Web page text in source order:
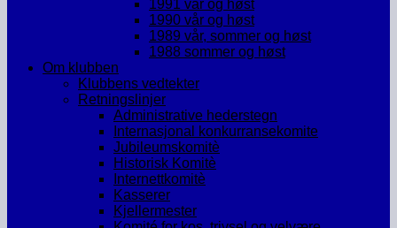
1991 vår og høst
1990 vår og høst
1989 vår, sommer og høst
1988 sommer og høst
Om klubben
Klubbens vedtekter
Retningslinjer
Administrative hederstegn
Internasjonal konkurransekomite
Jubileumskomitè
Historisk Komitè
Internettkomitè
Kasserer
Kjellermester